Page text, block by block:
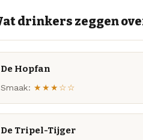
drinkers zeggen
De Hopfan
Smaak: ★★★☆☆
De Tripel-Tijger